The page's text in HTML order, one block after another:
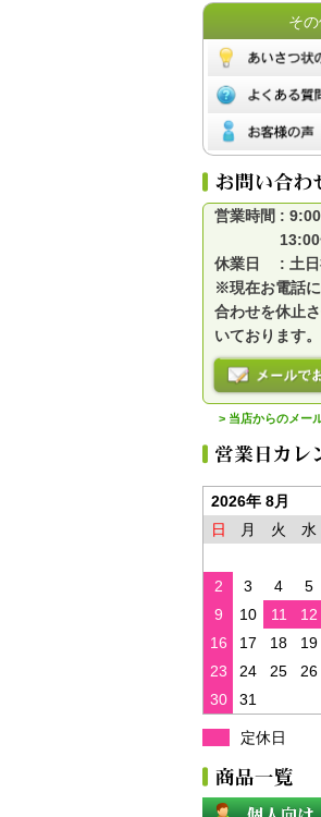
そ
営業時間 :
休業日 : 土日
※現在お電話
合わせを休止
いております。
> 当店からのメー
2026年 8月
日
月 火 水
2
3 4 5
9
10 11 12
16
17 18 19
23
24 25 26
30
31
定休日